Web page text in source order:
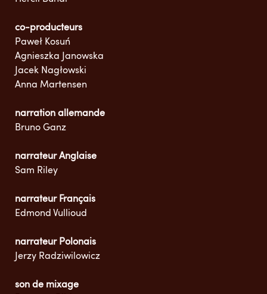
co-producteurs
Paweł Kosuń
Agnieszka Janowska
Jacek Nagłowski
Anna Martensen
narration allemande
Bruno Ganz
narrateur Anglaise
Sam Riley
narrateur Français
Edmond Vullioud
narrateur Polonais
Jerzy Radziwilowicz
son de mixage